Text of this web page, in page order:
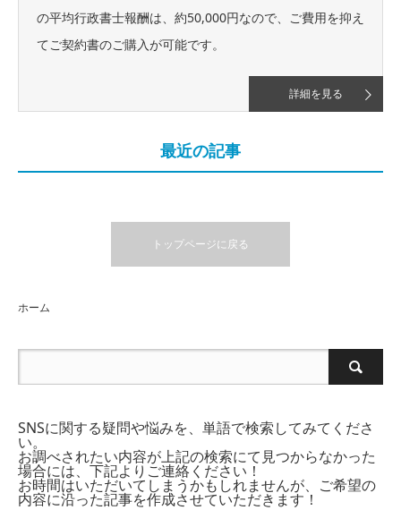
の平均行政書士報酬は、約50,000円なので、ご費用を抑え
てご契約書のご購入が可能です。
詳細を見る
最近の記事
トップページに戻る
ホーム
SNSに関する疑問や悩みを、単語で検索してみてくださ
い。
お調べされたい内容が上記の検索にて見つからなかった
場合には、下記よりご連絡ください！
お時間はいただいてしまうかもしれませんが、ご希望の
内容に沿った記事を作成させていただきます！